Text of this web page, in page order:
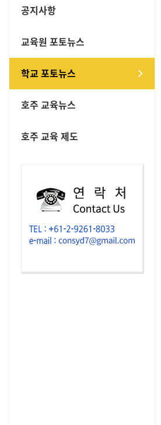
공지사항
교육원 포토뉴스
학교 포토뉴스
호주 교육뉴스
호주 교육 제도